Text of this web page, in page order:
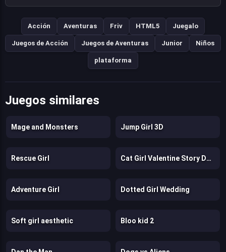
Acción Aventuras Friv HTML5 Juegalo
Juegos de Acción Juegos de Aventuras Junior Niños
plataforma
Juegos similares
Mage and Monsters Jump Girl 3D
Rescue Girl Cat Girl Valentine Story Deep Water
Adventure Girl Dotted Girl Wedding
Soft girl aesthetic Bloo kid 2